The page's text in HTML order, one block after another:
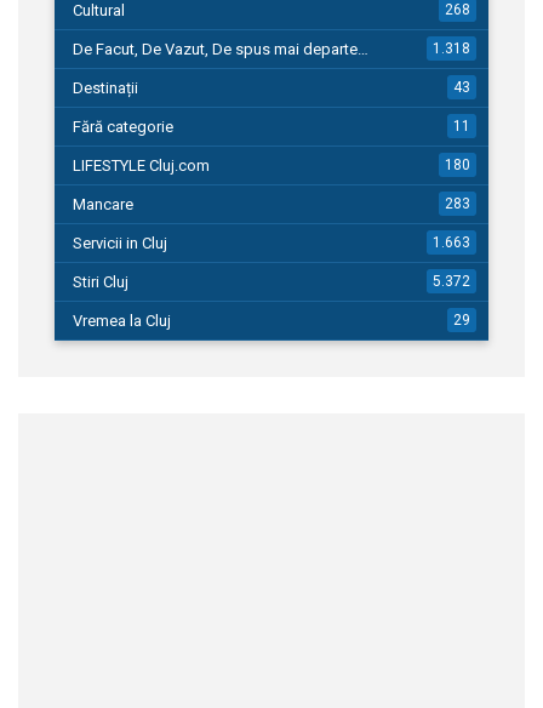
Cultural 268
De Facut, De Vazut, De spus mai departe… 1.318
Destinații 43
Fără categorie 11
LIFESTYLE Cluj.com 180
Mancare 283
Servicii in Cluj 1.663
Stiri Cluj 5.372
Vremea la Cluj 29